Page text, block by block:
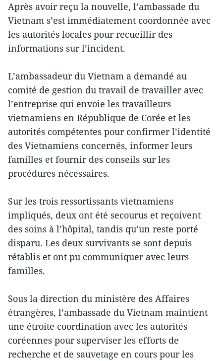
Après avoir reçu la nouvelle, l’ambassade du
Vietnam s’est immédiatement coordonnée avec
les autorités locales pour recueillir des
informations sur l’incident.
L’ambassadeur du Vietnam a demandé au
comité de gestion du travail de travailler avec
l’entreprise qui envoie les travailleurs
vietnamiens en République de Corée et les
autorités compétentes pour confirmer l’identité
des Vietnamiens concernés, informer leurs
familles et fournir des conseils sur les
procédures nécessaires.
Sur les trois ressortissants vietnamiens
impliqués, deux ont été secourus et reçoivent
des soins à l’hôpital, tandis qu’un reste porté
disparu. Les deux survivants se sont depuis
rétablis et ont pu communiquer avec leurs
familles.
Sous la direction du ministère des Affaires
étrangères, l’ambassade du Vietnam maintient
une étroite coordination avec les autorités
coréennes pour superviser les efforts de
recherche et de sauvetage en cours pour les